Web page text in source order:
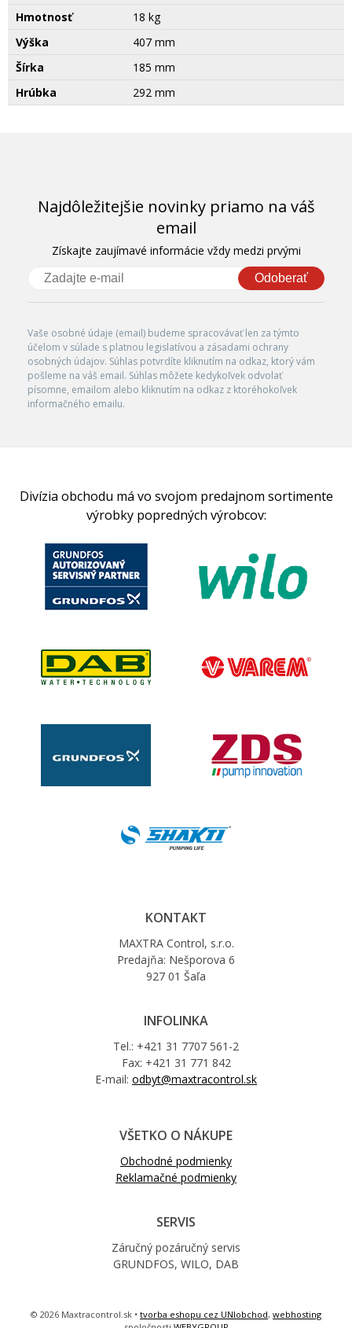
Hmotnosť
18 kg
Výška
407 mm
Šírka
185 mm
Hrúbka
292 mm
Najdôležitejšie novinky priamo na váš
email
Získajte zaujímavé informácie vždy medzi prvými
Odoberať
Vaše osobné údaje (email) budeme spracovávať len za týmto
účelom v súlade s platnou legislatívou a zásadami ochrany
osobných údajov. Súhlas potvrdíte kliknutím na odkaz, ktorý vám
pošleme na váš email. Súhlas môžete kedykoľvek odvolať
písomne, emailom alebo kliknutím na odkaz z ktoréhokoľvek
informačného emailu.
Divízia obchodu má vo svojom predajnom sortimente
výrobky popredných výrobcov:
KONTAKT
MAXTRA Control, s.r.o.
Predajňa: Nešporova 6
927 01 Šaľa
INFOLINKA
Tel.: +421 31 7707 561-2
Fax: +421 31 771 842
E-mail: odbyt@maxtracontrol.sk
VŠETKO O NÁKUPE
Obchodné podmienky
Reklamačné podmienky
SERVIS
Záručný pozáručný servis
GRUNDFOS, WILO, DAB
© 2026 Maxtracontrol.sk • tvorba eshopu cez UNIobchod, webhosting